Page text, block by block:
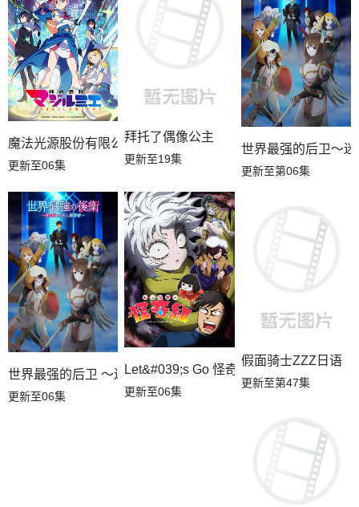
魔法光源股份有限公司第二季
更新至06集
拜托了偶像公主
更新至19集
世界最强的后卫～
更新至第06集
世界最强的后卫 ～迷宫国的新人探索者～
更新至06集
Let&#039;s Go 怪奇组
更新至06集
假面骑士ZZZ日语
更新至第47集